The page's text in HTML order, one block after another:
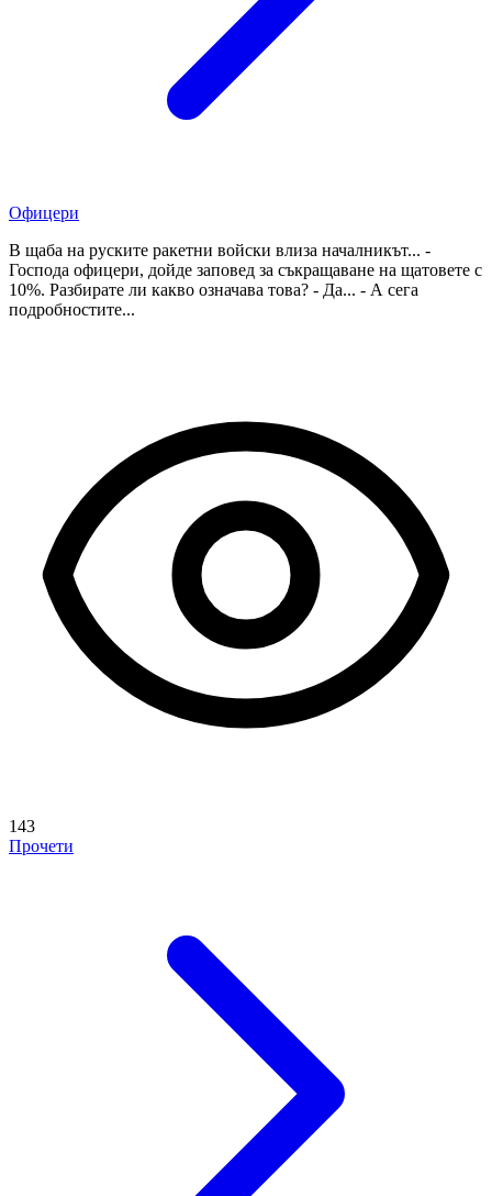
Офицери
В щаба на руските ракетни войски влиза началникът... -
Господа офицери, дойде заповед за съкращаване на щатовете с
10%. Разбирате ли какво означава това? - Да... - А сега
подробностите...
143
Прочети